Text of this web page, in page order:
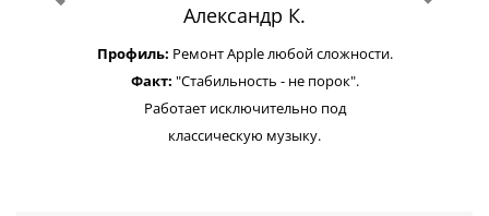
Александр К.
Профиль: Ремонт Apple любой сложности.
Факт: "Стабильность - не порок".
Работает исключительно под
классическую музыку.